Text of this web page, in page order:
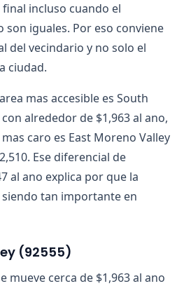
incluso cuando el
son iguales. Por eso conviene
del vecindario y no solo el
ciudad.
mas accesible es South
alrededor de $1,963 al ano,
caro es East Moreno Valley
Ese diferencial de
al ano explica por que la
tan importante en
(92555)
mueve cerca de $1,963 al ano